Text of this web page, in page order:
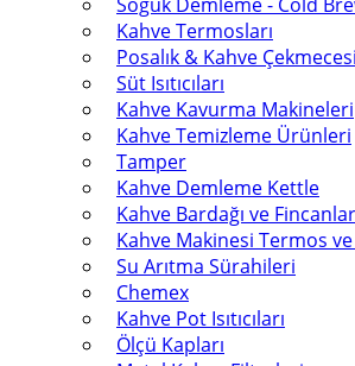
Kahve Termosları
Posalık & Kahve Çekmecesi
Süt Isıtıcıları
Kahve Kavurma Makineleri
Kahve Temizleme Ürünleri
Tamper
Kahve Demleme Kettle
Kahve Bardağı ve
Kahve Makinesi Termos
Su Arıtma Sürahileri
Chemex
Kahve Pot Isıtıcıları
Ölçü Kapları